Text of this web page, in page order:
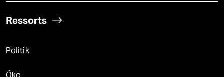
Ressorts
Politik